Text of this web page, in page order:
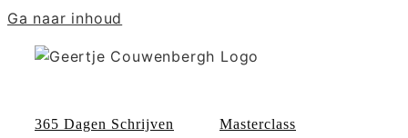
Ga naar inhoud
365 Dagen Schrijven Masterclass